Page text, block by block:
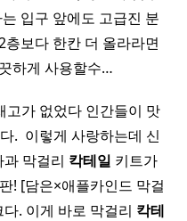
입구 앞에도 고급진 분
보다 한칸 더 올라라면
하게 사용할수…
고가 없었다 인간들이 맛
. ​ 이렇게 사랑하는데 신
막걸리 칵테일 키트가
! [담은×애플카인드 막걸
. 이게 바로 막걸리 칵테